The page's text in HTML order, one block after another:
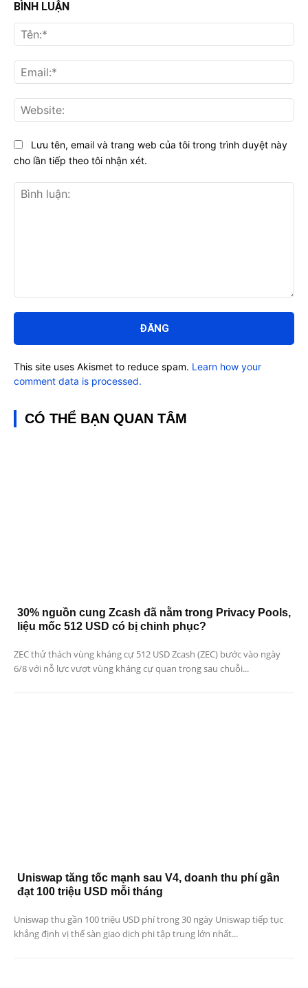
BÌNH LUẬN
luận:
Lưu tên, email và trang web của tôi trong trình duyệt này
cho lần tiếp theo tôi nhận xét.
This site uses Akismet to reduce spam. Learn how your
comment data is processed.
CÓ THỂ BẠN QUAN TÂM
30% nguồn cung Zcash đã nằm trong Privacy Pools,
liệu mốc 512 USD có bị chinh phục?
ZEC thử thách vùng kháng cự 512 USD Zcash (ZEC) bước vào ngày
6/8 với nỗ lực vượt vùng kháng cự quan trọng sau chuỗi...
Uniswap tăng tốc mạnh sau V4, doanh thu phí gần
đạt 100 triệu USD mỗi tháng
Uniswap thu gần 100 triệu USD phí trong 30 ngày Uniswap tiếp tục
khẳng định vị thế sàn giao dịch phi tập trung lớn nhất...